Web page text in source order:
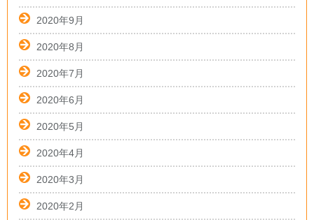
2020年9月
2020年8月
2020年7月
2020年6月
2020年5月
2020年4月
2020年3月
2020年2月